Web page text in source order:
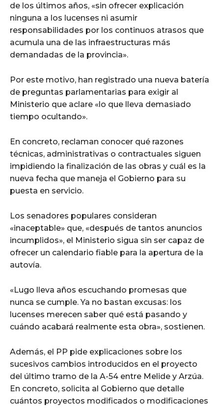
de los últimos años, «sin ofrecer explicación
ninguna a los lucenses ni asumir
responsabilidades por los continuos atrasos que
acumula una de las infraestructuras más
demandadas de la provincia».
Por este motivo, han registrado una nueva batería
de preguntas parlamentarias para exigir al
Ministerio que aclare «lo que lleva demasiado
tiempo ocultando».
En concreto, reclaman conocer qué razones
técnicas, administrativas o contractuales siguen
impidiendo la finalización de las obras y cuál es la
nueva fecha que maneja el Gobierno para su
puesta en servicio.
Los senadores populares consideran
«inaceptable» que, «después de tantos anuncios
incumplidos», el Ministerio sigua sin ser capaz de
ofrecer un calendario fiable para la apertura de la
autovía.
«Lugo lleva años escuchando promesas que
nunca se cumple. Ya no bastan excusas: los
lucenses merecen saber qué está pasando y
cuándo acabará realmente esta obra», sostienen.
Además, el PP pide explicaciones sobre los
sucesivos cambios introducidos en el proyecto
del último tramo de la A-54 entre Melide y Arzúa.
En concreto, solicita al Gobierno que detalle
cuántos proyectos modificados o modificaciones